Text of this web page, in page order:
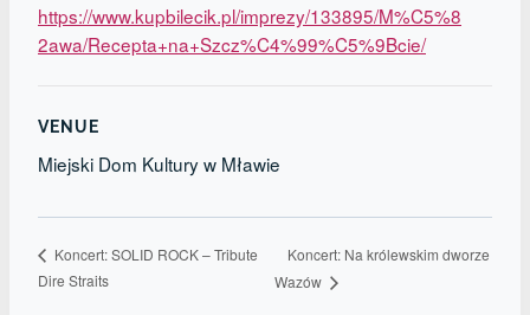
https://www.kupbilecik.pl/imprezy/133895/M%C5%8
2awa/Recepta+na+Szcz%C4%99%C5%9Bcie/
VENUE
Miejski Dom Kultury w Mławie
Koncert: SOLID ROCK – Tribute
Dire Straits
Koncert: Na królewskim dworze
Wazów